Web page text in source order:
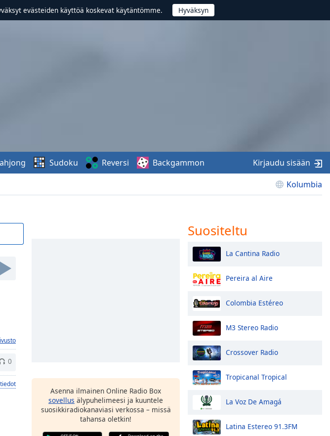
evästeiden käyttöä koskevat käytäntömme.
Kolumbia
Sudoku Reversi Backgammon Kirjaudu sisään
0
Asenna ilmainen Online Radio Box
sovellus älypuhelimeesi ja kuuntele
suosikkiradiokanaviasi verkossa – missä
tahansa oletkin!
Suositeltu
La Cantina Radio
Pereira al Aire
Colombia Estéreo
M3 Stereo Radio
Crossover Radio
Tropicanal Tropical
La Voz De Amagá
Latina Estereo 91.3FM